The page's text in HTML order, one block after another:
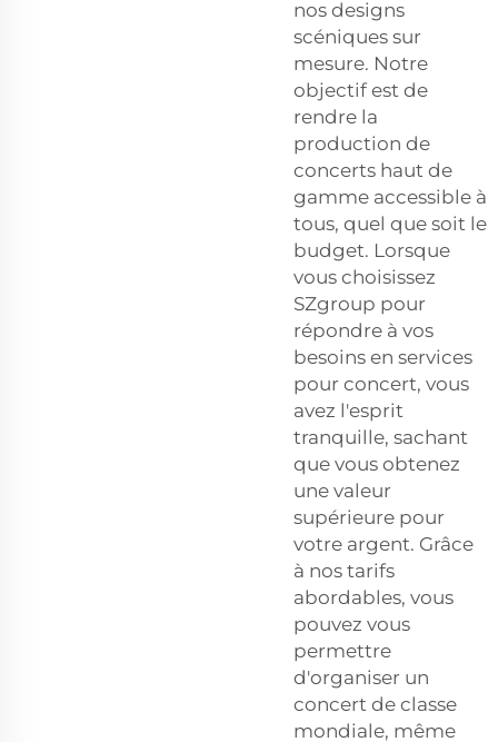
nos designs
scéniques sur
mesure. Notre
objectif est de
rendre la
production de
concerts haut de
gamme accessible à
tous, quel que soit le
budget. Lorsque
vous choisissez
SZgroup pour
répondre à vos
besoins en services
pour concert, vous
avez l'esprit
tranquille, sachant
que vous obtenez
une valeur
supérieure pour
votre argent. Grâce
à nos tarifs
abordables, vous
pouvez vous
permettre
d'organiser un
concert de classe
mondiale, même